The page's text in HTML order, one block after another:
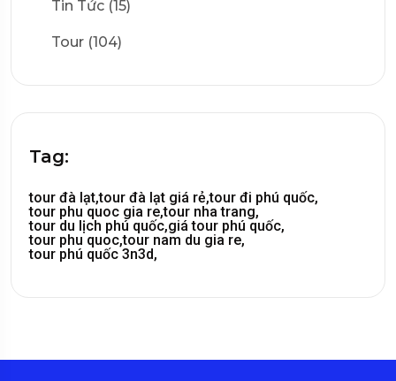
Tin Tức (15)
Tour (104)
Tag:
tour đà lạt,tour đà lạt giá rẻ,tour đi phú quốc,
tour phu quoc gia re,tour nha trang,
tour du lịch phú quốc,giá tour phú quốc,
tour phu quoc,tour nam du gia re,
tour phú quốc 3n3d,